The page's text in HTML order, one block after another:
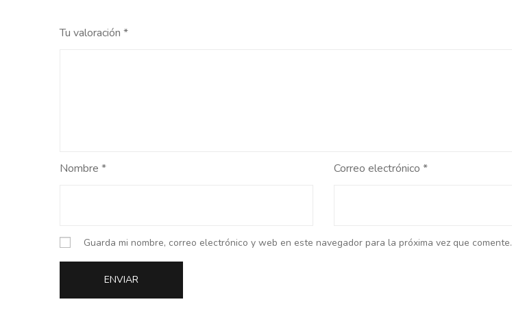
Tu valoración *
Nombre * Correo electrónico *
Guarda mi nombre, correo electrónico y web en este navegador para la próxima vez que comente.